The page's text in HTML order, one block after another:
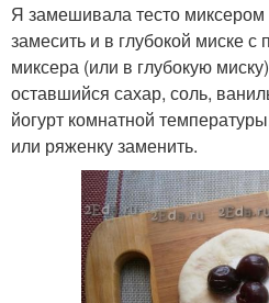
Я замешивала тесто
замесить и в глубокой миске
миксера (или в глубокую
оставшийся сахар, соль,
йогурт комнатной
или ряженку заменить.